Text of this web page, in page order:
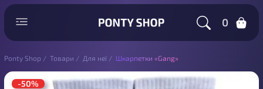
0
Ponty Shop / Товари / Для неї / Шкарпетки «Gang»
-50%